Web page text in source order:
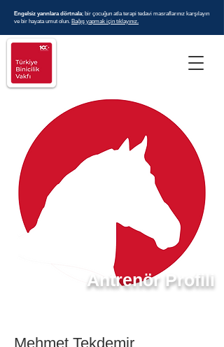
Engelsiz yarınlara dörtnala; bir çocuğun atla terapi tedavi masraflarınız karşılayın
ve bir hayata umut olun. Bağış yapmak için tıklayınız.
Antrenör Profili
Mehmet Tekdemir